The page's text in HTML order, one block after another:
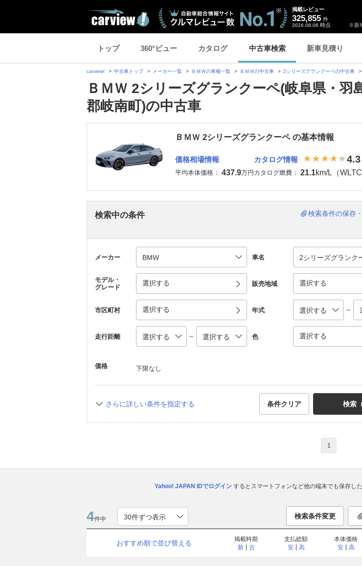
※新
掲載レビュー
325,855 件
2026.08.06 時点
トップ 360°ビュー カタログ 中古車検索 新車見積り
carview! 中古車トップ メーカー一覧 ＢＭＷの車種一覧 ＢＭＷの中古車 2シリーズグランクーペの中古車
ＢＭＷ 2シリーズグランクーペ(岐阜県・羽
郡岐南町)の中古車
ＢＭＷ 2シリーズグランクーペ の基本情報
価格相場情報
平均本体価格： 437.9万円
カタログ情報 4.3
カタログ燃費： 21.1km/L（WLTC
検索中の条件
検索条件の保存
メーカー 車名
モデル・
グレード
選択する 販売地域 選択する
市区町村 選択する 年式 ～
走行距離 ～ 色 選択する
価格 下限なし
さらに詳しい条件を指定する 条件クリア 検索
1
Yahoo! JAPAN IDでログインするとスマートフォンなど他の端末でも保存し
4件中 検索条件変更
おすすめ順で並び替える
掲載時期
新
古
支払総額
安
高
本体価格
安
高